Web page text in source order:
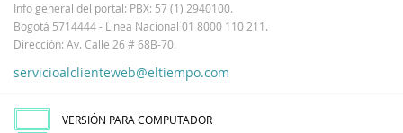
Info general del portal: PBX: 57 (1) 2940100.
Bogotá 5714444 - Línea Nacional 01 8000 110 211.
Dirección: Av. Calle 26 # 68B-70.
servicioalclienteweb@eltiempo.com
VERSIÓN PARA COMPUTADOR